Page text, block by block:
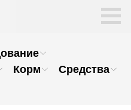
Корм
Средства